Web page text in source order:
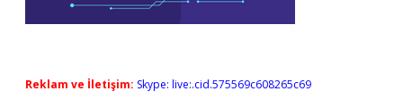
Reklam ve İletişim: Skype: live:.cid.575569c608265c69